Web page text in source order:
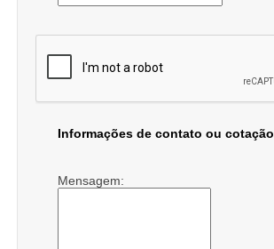
Informações de contato ou cotação
Mensagem: